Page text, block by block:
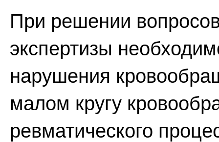
При решении
экспертизы
нарушения
малом кругу
ревматического